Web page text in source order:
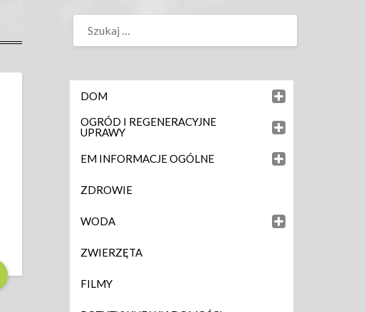
DOM
OGRÓD I REGENERACYJNE
UPRAWY
EM INFORMACJE OGÓLNE
ZDROWIE
WODA
ZWIERZĘTA
FILMY